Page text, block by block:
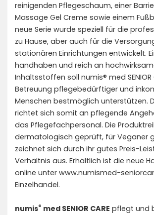
reinigenden Pflegeschaum, einer
Massage Gel Creme sowie einem
neue Serie wurde speziell für die
zu Hause, aber auch für die
stationären Einrichtungen entwickelt.
handhaben und reich an
Inhaltsstoffen soll numis® med SENIOR
Betreuung pflegebedürftiger und
Menschen bestmöglich unterstützen.
richtet sich somit an pflegende
das Pflegefachpersonal. Die
dermatologisch geprüft, für Veganer
zeichnet sich durch ihr gutes Preis-
Verhältnis aus. Erhältlich ist die neue
online unter www.numismed-
Einzelhandel.
numis® med SENIOR CARE pflegt und